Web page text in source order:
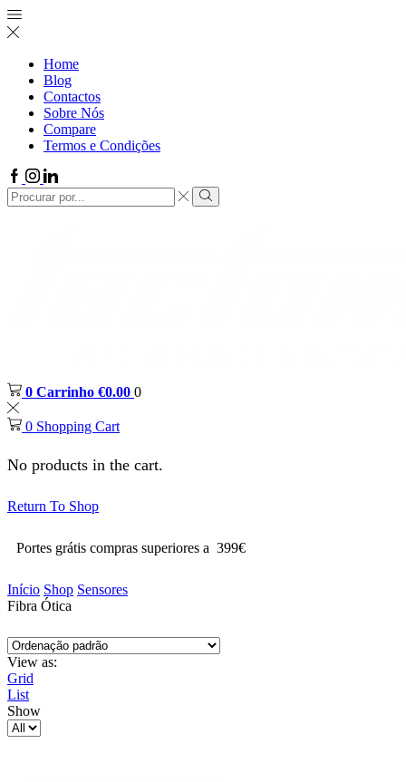
Home
Blog
Contactos
Sobre Nós
Compare
Termos e Condições
0 Carrinho €0.00 0
0 Shopping Cart
No products in the cart.
Return To Shop
Portes grátis compras superiores a 399€
Início Shop Sensores
Fibra Ótica
View as:
Grid
List
Show